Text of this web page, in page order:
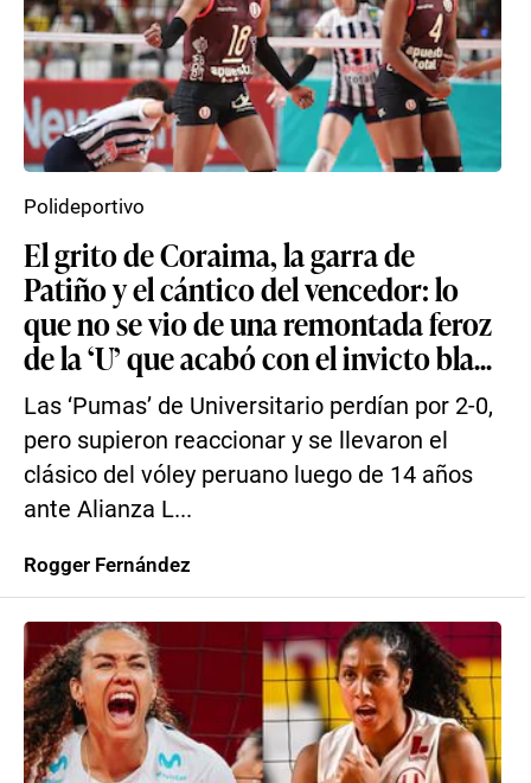
El grito de Coraima, la garra de
Patiño y el cántico del vencedor: lo
que no se vio de una remontada feroz
de la ‘U’ que acabó con el invicto bla...
Las ‘Pumas’ de Universitario perdían por 2-0,
pero supieron reaccionar y se llevaron el
clásico del vóley peruano luego de 14 años
ante Alianza L...
Polideportivo
Rogger Fernández